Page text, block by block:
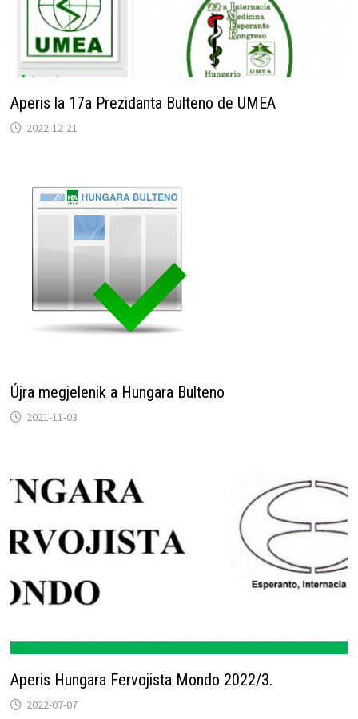
Aperis la 17a Prezidanta Bulteno de UMEA
2022-12-21
Újra megjelenik a Hungara Bulteno
2021-11-03
Aperis Hungara Fervojista Mondo 2022/3.
2022-07-07